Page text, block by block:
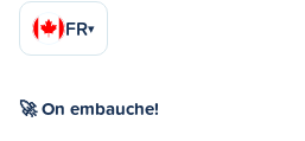
FR▾
🚀 On embauche!